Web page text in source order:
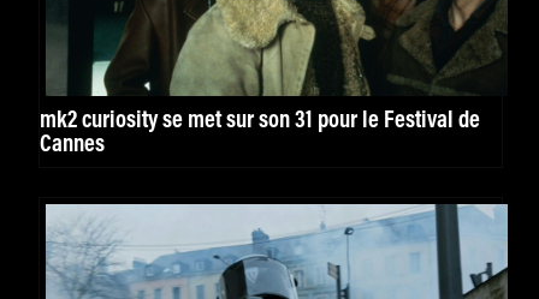
mk2 curiosity se met sur son 31 pour le Festival de
Cannes